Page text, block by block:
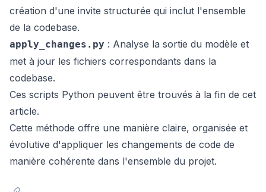
création d'une invite structurée qui inclut l'ensemble
de la codebase.
apply_changes.py : Analyse la sortie du modèle et
met à jour les fichiers correspondants dans la
codebase.
Ces scripts Python peuvent être trouvés à la fin de cet
article.
Cette méthode offre une manière claire, organisée et
évolutive d'appliquer les changements de code de
manière cohérente dans l'ensemble du projet.